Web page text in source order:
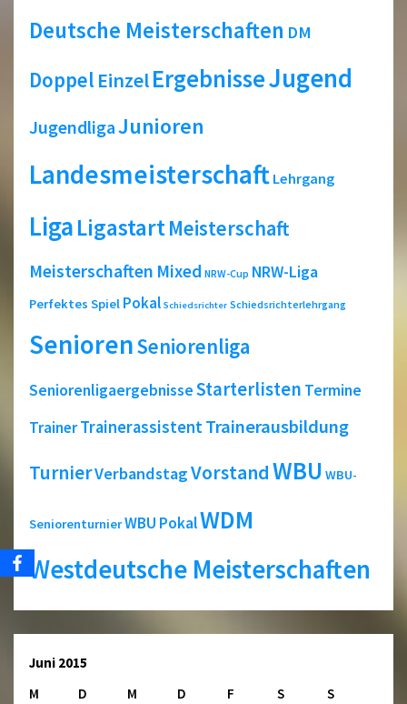
Deutsche Meisterschaften DM
Doppel EinzelErgebnisseJugend
JugendligaJunioren
Landesmeisterschaft Lehrgang
LigaLigastartMeisterschaft
Meisterschaften Mixed NRW-Cup NRW-Liga
Perfektes Spiel Pokal Schiedsrichter Schiedsrichterlehrgang
SeniorenSeniorenliga
SeniorenligaergebnisseStarterlisten Termine
TrainerTrainerassistentTrainerausbildung
TurnierVerbandstagVorstandWBU WBU-
SeniorenturnierWBU PokalWDM
Westdeutsche Meisterschaften
Juni 2015
M
D M D F S
S